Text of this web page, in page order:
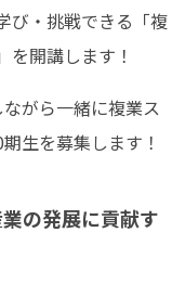
び・挑戦できる「複
開講します！
がら一緒に複業ス
生を募集します！
の発展に貢献す